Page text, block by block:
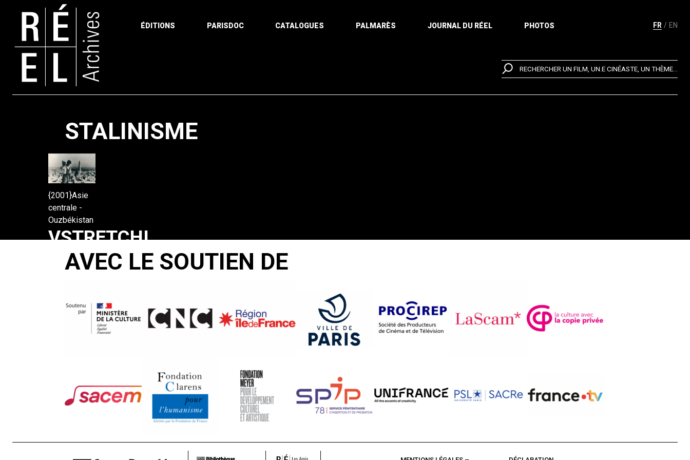
FR EN
ÉDITIONS PARISDOC CATALOGUES PALMARÈS JOURNAL DU RÉEL PHOTOS
RECHERCHER UN FILM, UN.E CINÉASTE, UN THÈME...
STALINISME
{2001}Asie
centrale -
Ouzbékistan
VSTRETCHI
HON
AVEC LE SOUTIEN DE